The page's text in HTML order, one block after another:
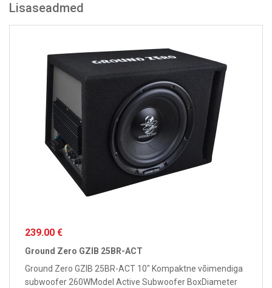
Lisaseadmed
239.00 €
Ground Zero GZIB 25BR-ACT
Ground Zero GZIB 25BR-ACT 10" Kompaktne võimendiga
subwoofer 260WModel Active Subwoofer BoxDiameter